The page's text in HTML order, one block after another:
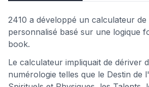
2410 a développé un calculateur
personnalisé basé sur une logique
book.
Le calculateur impliquait de dériver
numérologie telles que le Destin de